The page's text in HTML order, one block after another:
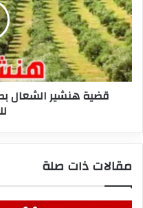
بصفاقس:
الاحتفاظ
بوزير
أسبق
للفلاحة
قضية هنشير الشعال
مقالات ذات صلة